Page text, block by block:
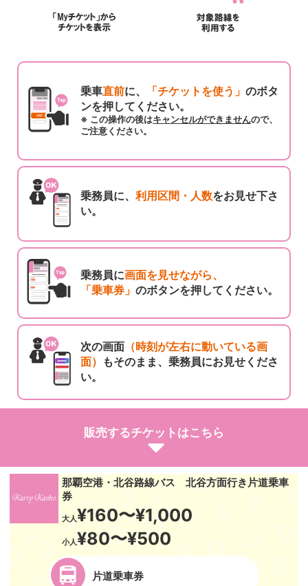
乗車直前に、 「チケットを使う」のボタ
ンを押してください。
※ この操作の後はキャンセルができませんので、
ご注意ください。
乗務員に、利用区間・人数をお見せ下さ
い。
乗務員に画面を見せながら、
「乗車券」のボタンを押してください。
次の画面 （時刻が左右に動いている画
面） もそのまま、乗務員にお見せくださ
い。
販売するチケットはこちら
那覇空港・北谷路線バス 北谷方面行き片道乗車
券
大人¥160〜¥1,000
小人¥80〜¥500
片道乗車券